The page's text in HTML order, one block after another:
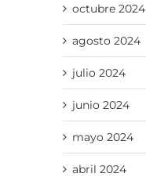
octubre 2024
agosto 2024
julio 2024
junio 2024
mayo 2024
abril 2024